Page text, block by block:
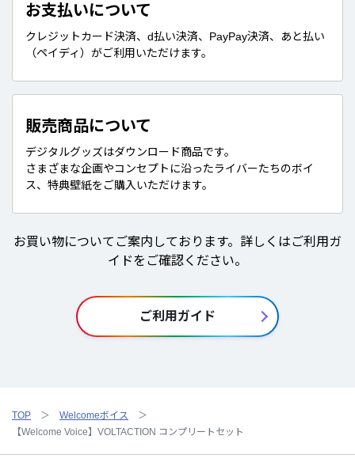
お支払いについて
クレジットカード決済、d払い決済、PayPay決済、あと払い
（ペイディ）がご利用いただけます。
販売商品について
デジタルグッズはダウンロード商品です。
さまざまな企画やコンセプトに沿ったライバーたちのボイ
ス、特典壁紙をご購入いただけます。
お買い物についてご案内しております。詳しくはご利用ガ
イドをご確認ください。
ご利用ガイド
TOP
Welcomeボイス
【Welcome Voice】VOLTACTION コンプリートセット